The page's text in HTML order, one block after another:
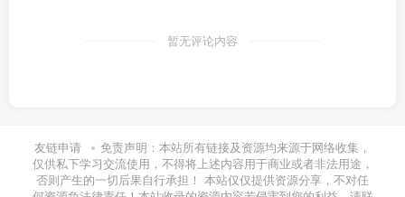
暂无评论内容
友链申请
免责声明：本站所有链接及资源均来源于网络收集，
仅供私下学习交流使用，不得将上述内容用于商业或者非法用途，
否则产生的一切后果自行承担！ 本站仅仅提供资源分享，不对任